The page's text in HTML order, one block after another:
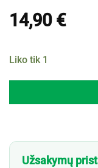
14,90 €
Liko tik 1
Užsakymų